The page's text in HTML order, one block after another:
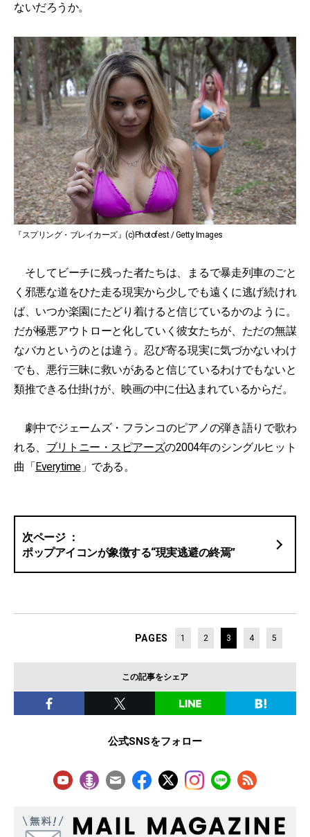
ないだろうか。
『スプリング・ブレイカーズ』(c)Photofest / Getty Images
そしてビーチに残った者たちは、まるで暴走列車のごと
く邪悪な道をひた走る現実から少しでも遠くに逃げ続けれ
ば、いつか楽園にたどり着けると信じているかのように。
だが極悪アウトローと化していく彼女たちが、ただの無謀
なバカというのとは違う。忍び寄る現実に気づかないわけ
でも、悪行三昧に救いがあると信じているわけでもないと
類推できる仕掛けが、映画の中に仕込まれているからだ。
劇中でジェームズ・フランコのピアノの弾き語りで歌わ
れる、 ブリトニー・スピアーズの2004年のシングルヒット
曲「 Everytime」である。
ポップアイコンが象徴する“現実逃避の終焉”
PAGES 1 2 3 4 5
この記事をシェア
公式SNSをフォロー